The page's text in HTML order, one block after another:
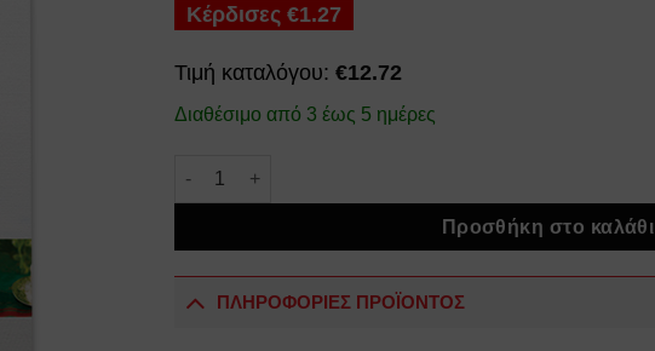
Κέρδισες €1.27
Τιμή καταλόγου: €12.72
Διαθέσιμο από 3 έως 5 ημέρες
Μαγειρική με χαμηλά λιπαρά ποσότητα
Προσθήκη στο καλάθι
ΠΛΗΡΟΦΟΡΙΕΣ ΠΡΟΪΟΝΤΟΣ